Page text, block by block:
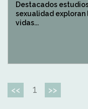
Destacados
sexualidad exploran
vidas...
<< 1 >>